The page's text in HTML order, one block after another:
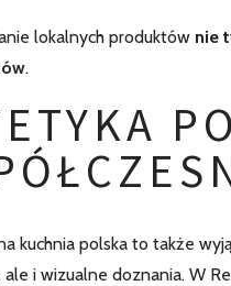
lokalnych produktów nie
.
kuchnia polska to także
ale i wizualne doznania. W